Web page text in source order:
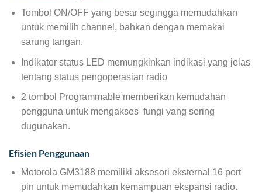
Tombol ON/OFF yang besar segingga memudahkan
untuk memilih channel, bahkan dengan memakai
sarung tangan.
Indikator status LED memungkinkan indikasi yang jelas
tentang status pengoperasian radio
2 tombol Programmable memberikan kemudahan
pengguna untuk mengakses fungi yang sering
dugunakan.
Efisien Penggunaan
Motorola GM3188 memiliki aksesori eksternal 16 port
pin untuk memudahkan kemampuan ekspansi radio.